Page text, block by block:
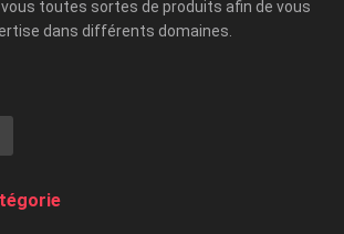
toutes sortes de produits afin de vous
dans différents domaines.